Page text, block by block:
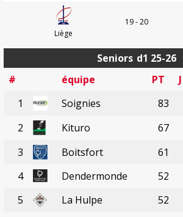
Liège
19 - 20
Seniors d1 25-26
#
équipe PT J
1
Soignies 83
2
Kituro 67
3
Boitsfort 61
4
Dendermonde 52
5
La Hulpe 52